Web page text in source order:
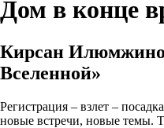
Дом в конце
Кирсан
Вселенной»
Регистрация – взлет –
новые встречи, новые темы.